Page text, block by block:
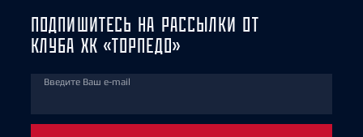
ПОДПИШИТЕСЬ НА РАССЫЛКИ ОТ
КЛУБА ХК «ТОРПЕДО»
Введите Ваш e-mail